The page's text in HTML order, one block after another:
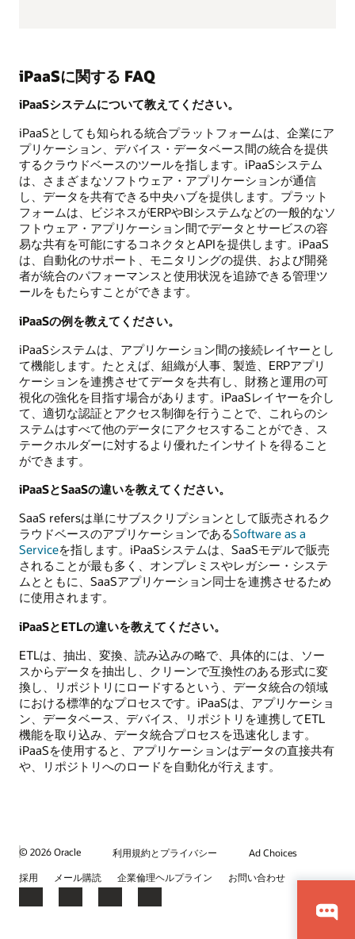
iPaaSに関する FAQ
iPaaSシステムについて教えてください。
iPaaSとしても知られる統合プラットフォームは、企業にア
プリケーション、デバイス・データベース間の統合を提供
するクラウドベースのツールを指します。iPaaSシステム
は、さまざまなソフトウェア・アプリケーションが通信
し、データを共有できる中央ハブを提供します。プラット
フォームは、ビジネスがERPやBIシステムなどの一般的なソ
フトウェア・アプリケーション間でデータとサービスの容
易な共有を可能にするコネクタとAPIを提供します。iPaaS
は、自動化のサポート、モニタリングの提供、および開発
者が統合のパフォーマンスと使用状況を追跡できる管理ツ
ールをもたらすことができます。
iPaaSの例を教えてください。
iPaaSシステムは、アプリケーション間の接続レイヤーとし
て機能します。たとえば、組織が人事、製造、ERPアプリ
ケーションを連携させてデータを共有し、財務と運用の可
視化の強化を目指す場合があります。iPaaSレイヤーを介し
て、適切な認証とアクセス制御を行うことで、これらのシ
ステムはすべて他のデータにアクセスすることができ、ス
テークホルダーに対するより優れたインサイトを得ること
ができます。
iPaaSとSaaSの違いを教えてください。
SaaS refersは単にサブスクリプションとして販売されるク
ラウドベースのアプリケーションであるSoftware as a
Serviceを指します。iPaaSシステムは、SaaSモデルで販売
されることが最も多く、オンプレミスやレガシー・システ
ムとともに、SaaSアプリケーション同士を連携させるため
に使用されます。
iPaaSとETLの違いを教えてください。
ETLは、抽出、変換、読み込みの略で、具体的には、ソー
スからデータを抽出し、クリーンで互換性のある形式に変
換し、リポジトリにロードするという、データ統合の領域
における標準的なプロセスです。iPaaSは、アプリケーショ
ン、データベース、デバイス、リポジトリを連携してETL
機能を取り込み、データ統合プロセスを迅速化します。
iPaaSを使用すると、アプリケーションはデータの直接共有
や、リポジトリへのロードを自動化が行えます。
© 2026 Oracle 利用規約とプライバシー
Ad Choices
採用
メール購読 企業倫理ヘルプライン お問い合わせ
Facebook
X LinkedInYouTube